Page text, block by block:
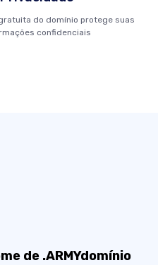
do domínio protege suas
confidenciais
de .ARMYdomínio